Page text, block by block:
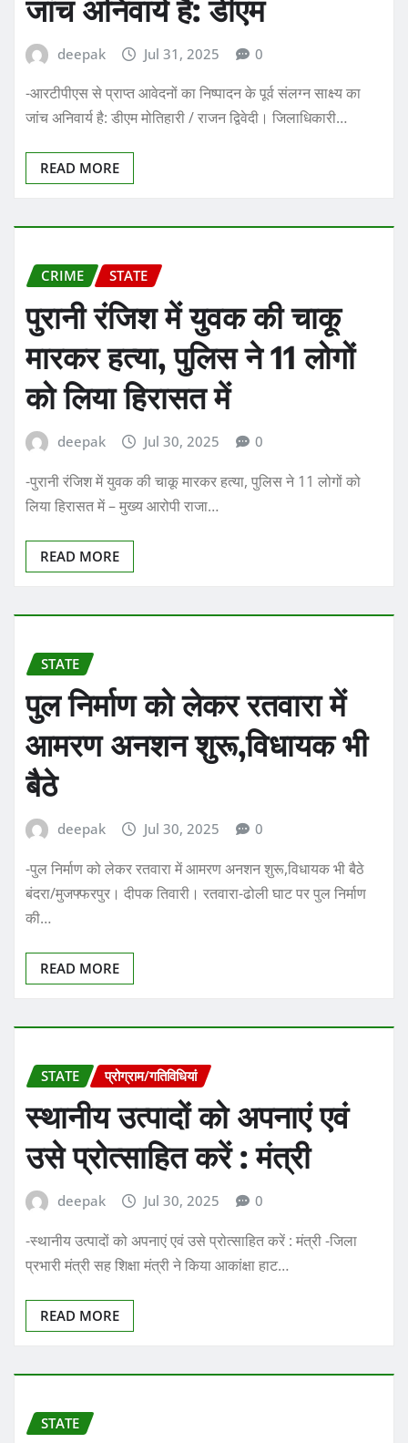
जांच अनिवार्य है: डीएम
deepak Jul 31, 2025 0
-आरटीपीएस से प्राप्त आवेदनों का निष्पादन के पूर्व संलग्न साक्ष्य का
जांच अनिवार्य है: डीएम मोतिहारी / राजन द्विवेदी। जिलाधिकारी…
READ MORE
CRIME STATE
पुरानी रंजिश में युवक की चाकू
मारकर हत्या, पुलिस ने 11 लोगों
को लिया हिरासत में
deepak Jul 30, 2025 0
-पुरानी रंजिश में युवक की चाकू मारकर हत्या, पुलिस ने 11 लोगों को
लिया हिरासत में – मुख्य आरोपी राजा…
READ MORE
STATE
पुल निर्माण को लेकर रतवारा में
आमरण अनशन शुरू,विधायक भी
बैठे
deepak Jul 30, 2025 0
-पुल निर्माण को लेकर रतवारा में आमरण अनशन शुरू,विधायक भी बैठे
बंदरा/मुजफ्फरपुर। दीपक तिवारी। रतवारा-ढोली घाट पर पुल निर्माण
की…
READ MORE
STATE प्रोग्राम/गतिविधियां
स्थानीय उत्पादों को अपनाएं एवं
उसे प्रोत्साहित करें : मंत्री
deepak Jul 30, 2025 0
-स्थानीय उत्पादों को अपनाएं एवं उसे प्रोत्साहित करें : मंत्री -जिला
प्रभारी मंत्री सह शिक्षा मंत्री ने किया आकांक्षा हाट…
READ MORE
STATE